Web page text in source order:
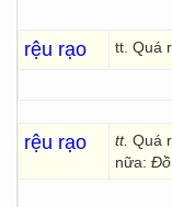
rệu rạo tt. Quá
rệu rạo tt. Quá
nữa: Đồ